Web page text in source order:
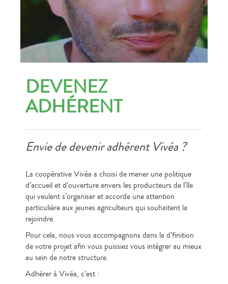
DEVENEZ
ADHÉRENT
Envie de devenir adhérent Vivéa ?
La coopérative Vivéa a choisi de mener une politique
d’accueil et d’ouverture envers les producteurs de l’île
qui veulent s’organiser et accorde une attention
particulière aux jeunes agriculteurs qui souhaitent la
rejoindre.
Pour cela, nous vous accompagnons dans la d’finition
de votre projet afin vous puissiez vous intégrer au mieux
au sein de notre structure.
Adhérer à Vivéa, c’est :